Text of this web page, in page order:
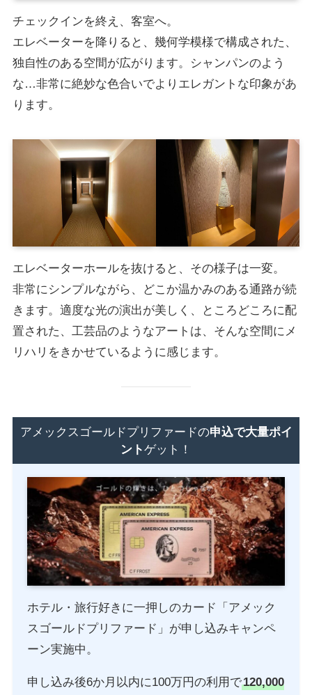
チェックインを終え、客室へ。
エレベーターを降りると、幾何学模様で構成された、
独自性のある空間が広がります。シャンパンのよう
な…非常に絶妙な色合いでよりエレガントな印象があ
ります。
エレベーターホールを抜けると、その様子は一変。
非常にシンプルながら、どこか温かみのある通路が続
きます。適度な光の演出が美しく、ところどころに配
置された、工芸品のようなアートは、そんな空間にメ
リハリをきかせているように感じます。
アメックスゴールドプリファードの申込で大量ポイ
ントゲット！
ホテル・旅行好きに一押しのカード「アメック
スゴールドプリファード」が申し込みキャンペ
ーン実施中。
申し込み後6か月以内に100万円の利用で120,000